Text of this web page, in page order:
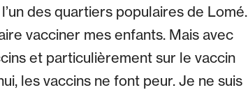
des quartiers populaires de Lomé.
vacciner mes enfants. Mais avec
et particulièrement sur le vaccin
les vaccins ne font peur. Je ne suis